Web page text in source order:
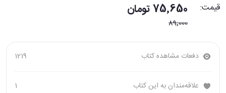
قیمت: 75٬650 تومان
89٬000
دفعات مشاهده کتاب 1219
علاقه‌مندان به این کتاب 1